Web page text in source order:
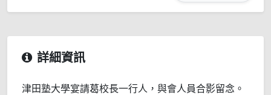
詳細資訊
津田塾大學宴請葛校長一行人，與會人員合影留念。